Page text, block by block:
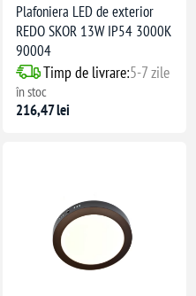
Plafoniera LED de exterior
REDO SKOR 13W IP54 3000K
90004
Timp de livrare:5-7 zile
în stoc
216,47 lei